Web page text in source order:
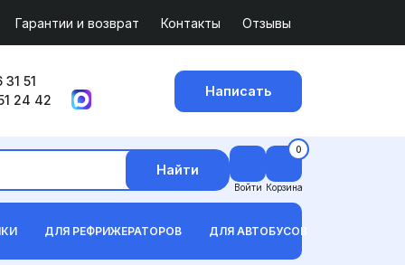
Гарантии и возврат Контакты Отзывы
51
24 42
Написать
Найти
Войти
0
Корзина
ДЛЯ РЕФРИЖЕРАТОРОВ ДЛЯ АВТОБУСОВ